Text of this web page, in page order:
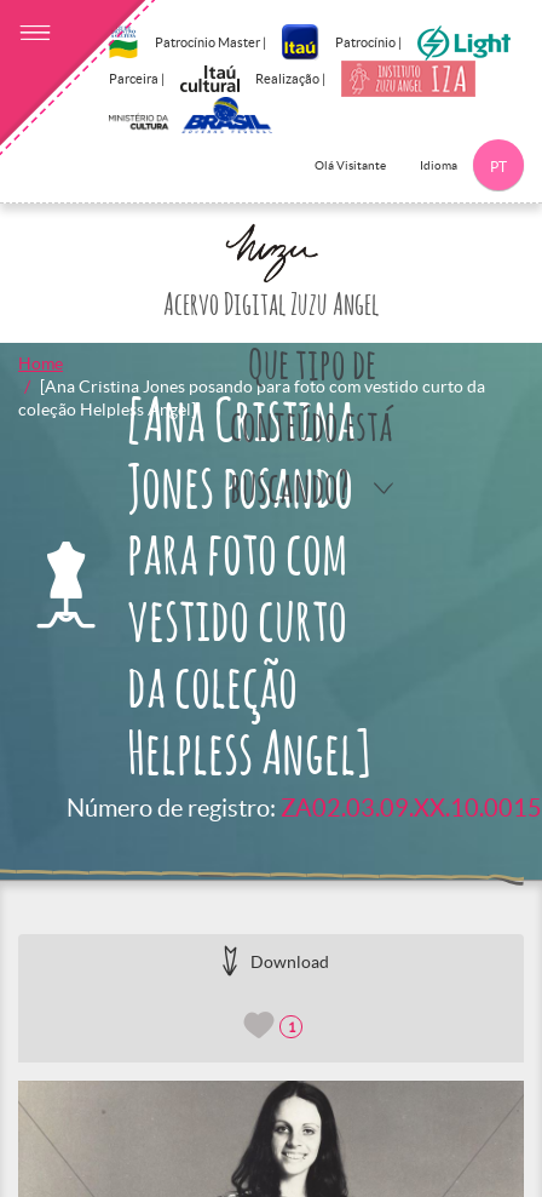
Patrocínio Master | Patrocínio |
Parceira | Realização |
Olá Visitante Idioma PT
Acervo Digital Zuzu Angel
Que tipo de
conteúdo está
buscando?
Home
[Ana Cristina Jones posando para foto com vestido curto da
coleção Helpless Angel][Ana Cristina
Jones posando
para foto com
vestido curto
da coleção
Helpless Angel]
Número de registro: ZA02.03.09.XX.10.0015
Download
1